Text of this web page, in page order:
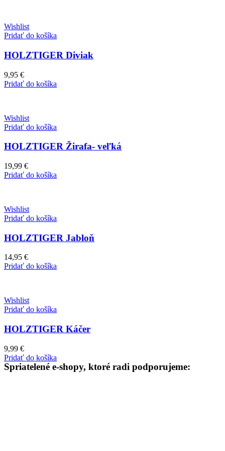
Wishlist
Pridať do košíka
HOLZTIGER Diviak
9,95 €
Pridať do košíka
Wishlist
Pridať do košíka
HOLZTIGER Žirafa- veľká
19,99 €
Pridať do košíka
Wishlist
Pridať do košíka
HOLZTIGER Jabloň
14,95 €
Pridať do košíka
Wishlist
Pridať do košíka
HOLZTIGER Káčer
9,99 €
Pridať do košíka
Spriatelené e-shopy, ktoré radi podporujeme: